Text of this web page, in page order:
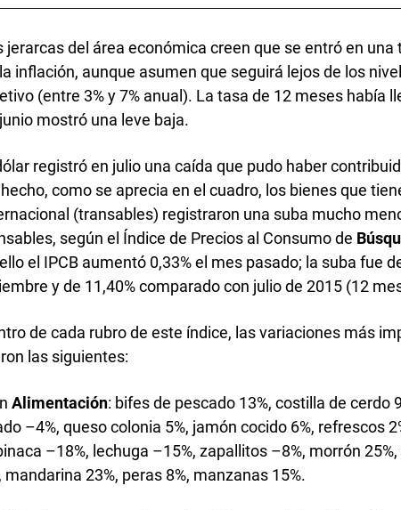
jerarcas del área económica creen que se entró en
inflación, aunque asumen que seguirá lejos de los
(entre 3% y 7% anual). La tasa de 12 meses había
mostró una leve baja.
registró en julio una caída que pudo haber
como se aprecia en el cuadro, los bienes que
(transables) registraron una suba mucho
según el Índice de Precios al Consumo de
el IPCB aumentó 0,33% el mes pasado; la suba fue
y de 11,40% comparado con julio de 2015 (12
de cada rubro de este índice, las variaciones más
las siguientes:
Alimentación: bifes de pescado 13%, costilla de cerdo
–4%, queso colonia 5%, jamón cocido 6%, refrescos
–18%, lechuga –15%, zapallitos –8%, morrón
mandarina 23%, peras 8%, manzanas 15%.